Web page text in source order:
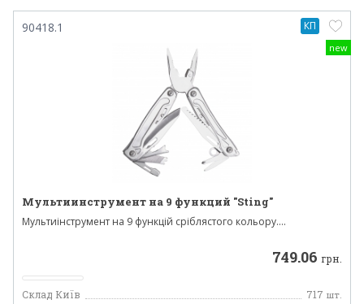
new
90418.1
Мультиинструмент на 9 функций "Sting"
Мультиінструмент на 9 функцій сріблястого кольору....
749.06 грн.
Склад Київ 717 шт.
КП